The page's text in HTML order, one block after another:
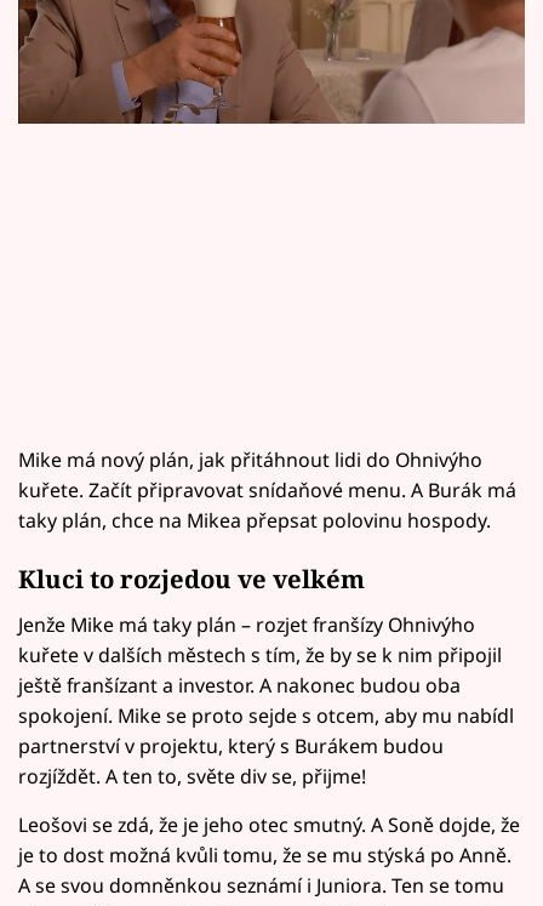
Sledujte prima+
Filmový festival Karlovy Vary
20.15!
Mike má nový plán, jak přitáhnout lidi do Ohnivýho
kuřete. Začít připravovat snídaňové menu. A Burák má
taky plán, chce na Mikea přepsat polovinu hospody.
Kluci to rozjedou ve velkém
Jenže Mike má taky plán – rozjet franšízy Ohnivýho
kuřete v dalších městech s tím, že by se k nim připojil
ještě franšízant a investor. A nakonec budou oba
spokojení. Mike se proto sejde s otcem, aby mu nabídl
partnerství v projektu, který s Burákem budou
rozjíždět. A ten to, světe div se, přijme!
Leošovi se zdá, že je jeho otec smutný. A Soně dojde, že
je to dost možná kvůli tomu, že se mu stýská po Anně.
A se svou domněnkou seznámí i Juniora. Ten se tomu